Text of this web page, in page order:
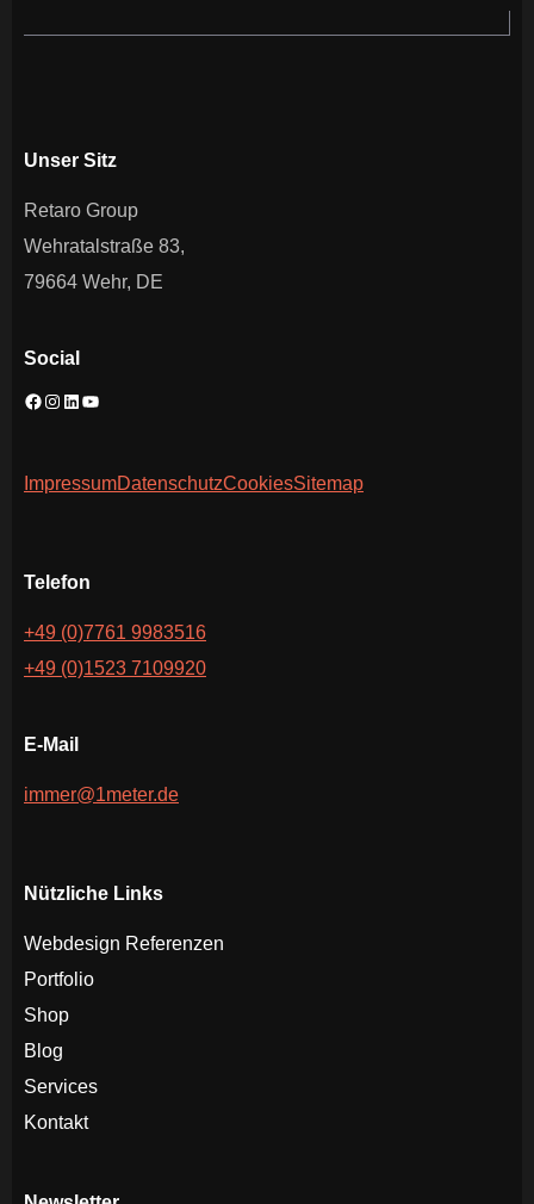
Unser Sitz
Retaro Group
Wehratalstraße 83,
79664 Wehr, DE
Social
ImpressumDatenschutzCookiesSitemap
Telefon
+49 (0)7761 9983516
+49 (0)1523 7109920
E-Mail
immer@1meter.de
Nützliche Links
Webdesign Referenzen
Portfolio
Shop
Blog
Services
Kontakt